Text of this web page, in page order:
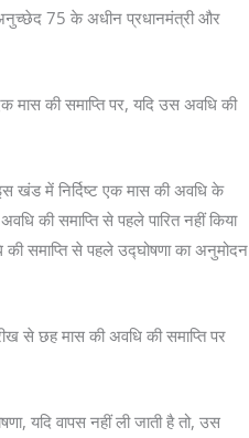
अनुच्छेद 75 के अधीन प्रधानमंत्री और
मास की समाप्ति पर, यदि उस अवधि की
खंड में निर्दिष्ट एक मास की अवधि के
की समाप्ति से पहले पारित नहीं किया
की समाप्ति से पहले उद्घोषणा का अनुमोदन
से छह मास की अवधि की समाप्ति पर
यदि वापस नहीं ली जाती है तो, उस